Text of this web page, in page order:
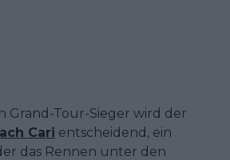
Grand-Tour-Sieger wird der
Cari entscheidend, ein
das Rennen unter den